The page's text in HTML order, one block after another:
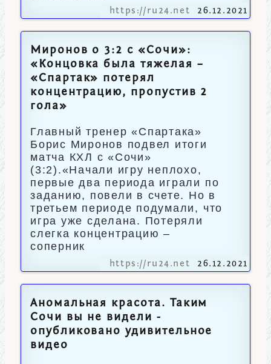
https://ru24.net 26.12.2021
Миронов о 3:2 с «Сочи»:
«Концовка была тяжелая –
«Спартак» потерял
концентрацию, пропустив 2
гола»
Главный тренер «Спартака»
Борис Миронов подвел итоги
матча КХЛ с «Сочи»
(3:2).«Начали игру неплохо,
первые два периода играли по
заданию, повели в счете. Но в
третьем периоде подумали, что
игра уже сделана. Потеряли
слегка концентрацию –
соперник
https://ru24.net 26.12.2021
Аномальная красота. Таким
Сочи вы не видели -
опубликовано удивительное
видео